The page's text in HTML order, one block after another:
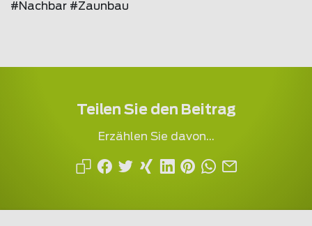
#Nachbar #Zaunbau
Teilen Sie den Beitrag
Erzählen Sie davon...